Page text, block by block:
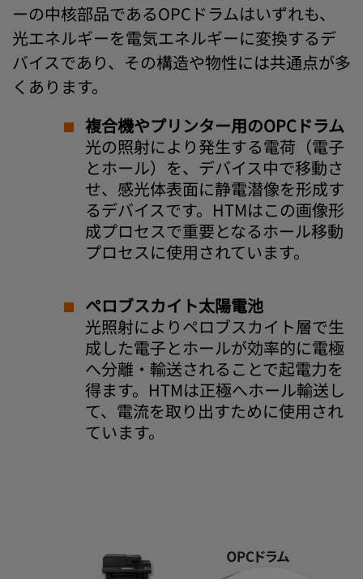
ーの中核部品であるOPCドラムはいずれも、
光エネルギーを電気エネルギーに変換するデ
バイスであり、その構造や物性には共通点が多
くあります。
複合機やプリンター用のOPCドラム
光の照射により発生する電荷（電子
とホール）を、デバイス中で移動さ
せ、感光体表面に静電潜像を形成す
るデバイスです。HTMはこの画像形
成プロセスで重要となるホール移動
プロセスに使用されています。
ペロブスカイト太陽電池
光照射によりペロブスカイト層で生
成した電子とホールが効率的に電極
へ分離・輸送されることで起電力を
得ます。HTMは正極へホール輸送し
て、電流を取り出すために使用され
ています。